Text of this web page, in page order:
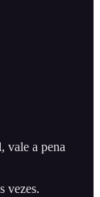
vale a pena
vezes.